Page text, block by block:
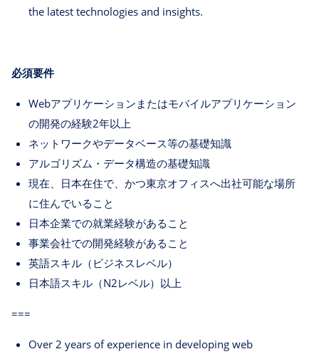
the latest technologies and insights.
必須要件
Webアプリケーションまたはモバイルアプリケーション
の開発の経験2年以上
ネットワークやデータベース等の基礎知識
アルゴリズム・データ構造の基礎知識
現在、日本在住で、かつ東京オフィスへ出社可能な場所
に住んでいること
日本企業での就業経験があること
事業会社での開発経験があること
英語スキル（ビジネスレベル）
日本語スキル（N2レベル）以上
===
Over 2 years of experience in developing web